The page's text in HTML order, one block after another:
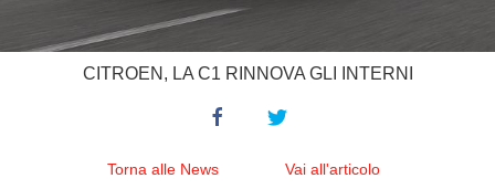
CITROEN, LA C1 RINNOVA GLI INTERNI
Torna alle News Vai all'articolo